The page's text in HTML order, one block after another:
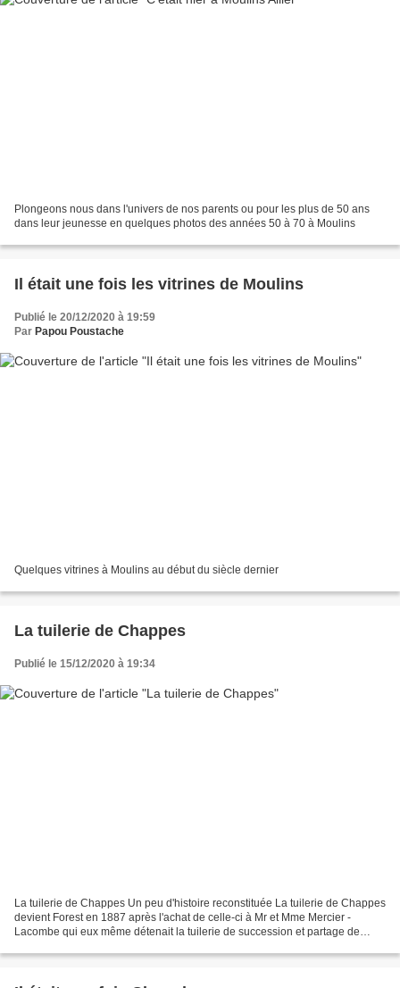
Plongeons nous dans l'univers de nos parents ou pour les plus de 50 ans
dans leur jeunesse en quelques photos des années 50 à 70 à Moulins
Il était une fois les vitrines de Moulins
Publié le 20/12/2020 à 19:59
Par Papou Poustache
Quelques vitrines à Moulins au début du siècle dernier
La tuilerie de Chappes
Publié le 15/12/2020 à 19:34
La tuilerie de Chappes Un peu d'histoire reconstituée La tuilerie de Chappes
devient Forest en 1887 après l'achat de celle-ci à Mr et Mme Mercier -
Lacombe qui eux même détenait la tuilerie de succession et partage de